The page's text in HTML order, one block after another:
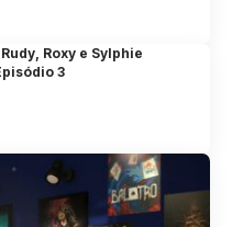
Roxy e Sylphie
3